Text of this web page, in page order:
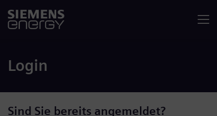
Login
Sind Sie bereits angemeldet?